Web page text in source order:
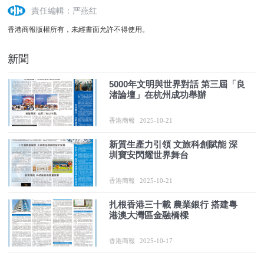
責任編輯：严燕红
香港商報版權所有，未經書面允許不得使用。
新聞
5000年文明與世界對話 第三屆「良
渚論壇」在杭州成功舉辦
香港商報 2025-10-21
新質生產力引領 文旅科創賦能 深
圳寶安閃耀世界舞台
香港商報 2025-10-21
扎根香港三十載 農業銀行 搭建粵
港澳大灣區金融橋樑
香港商報 2025-10-17